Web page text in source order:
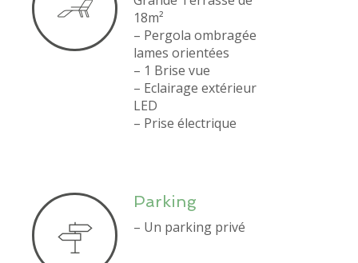
18m²
– Pergola ombragée
lames orientées
– 1 Brise vue
– Eclairage extérieur
LED
– Prise électrique
Parking
– Un parking privé